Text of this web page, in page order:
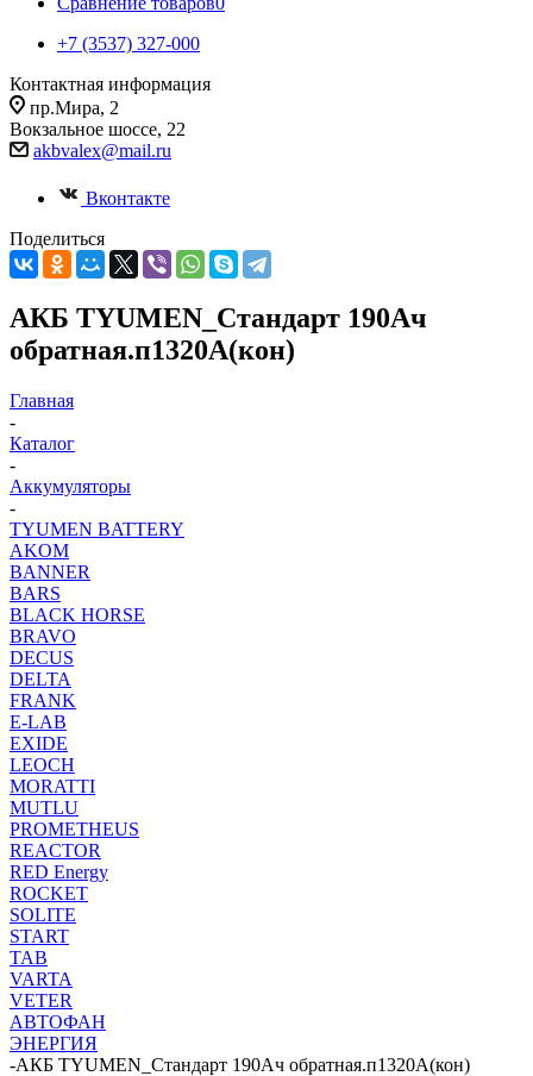
+7 (3537) 327-000
Контактная информация
пр.Мира, 2
Вокзальное шоссе, 22
akbvalex@mail.ru
Вконтакте
Поделиться
АКБ TYUMEN_Стандарт 190Ач
обратная.п1320А(кон)
Главная
-
Каталог
-
Аккумуляторы
-
TYUMEN BATTERY
AKOM
BANNER
BARS
BLACK HORSE
BRAVO
DECUS
DELTA
FRANK
E-LAB
EXIDE
LEOCH
MORATTI
MUTLU
PROMETHEUS
REACTOR
RED Energy
ROCKET
SOLITE
START
TAB
VARTA
VETER
АВТОФАН
ЭНЕРГИЯ
-АКБ TYUMEN_Стандарт 190Ач обратная.п1320А(кон)